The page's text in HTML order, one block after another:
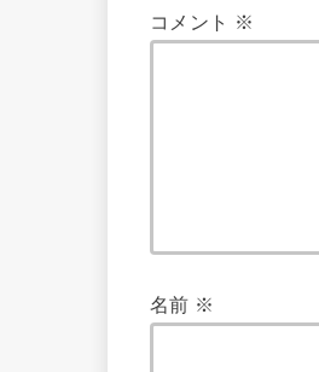
コメント ※
名前 ※